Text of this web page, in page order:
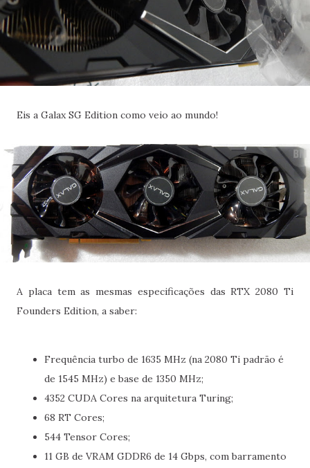
Eis a Galax SG Edition como veio ao mundo!
A placa tem as mesmas especificações das RTX 2080 Ti
Founders Edition, a saber:
Frequência turbo de 1635 MHz (na 2080 Ti padrão é
de 1545 MHz) e base de 1350 MHz;
4352 CUDA Cores na arquitetura Turing;
68 RT Cores;
544 Tensor Cores;
11 GB de VRAM GDDR6 de 14 Gbps, com barramento